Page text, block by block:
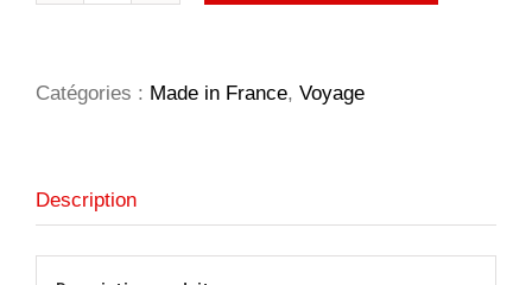
Catégories : Made in France, Voyage
Description